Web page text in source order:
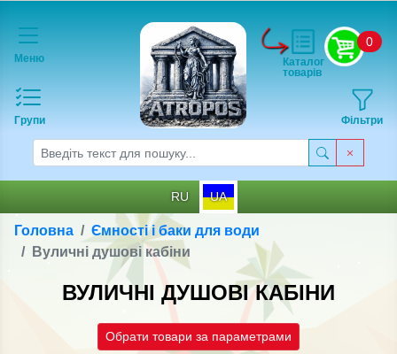
Меню
Групи
0
Фільтри
Каталог
товарів
RU UA
Головна
Ємності і баки для води
Вуличні душові кабіни
ВУЛИЧНІ ДУШОВІ КАБІНИ
Обрати товари за параметрами